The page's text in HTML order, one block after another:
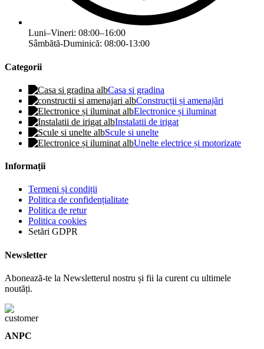
Luni–Vineri: 08:00–16:00
Sâmbătă-Duminică: 08:00-13:00
Categorii
Casa si gradina
Construcții și amenajări
Electronice și iluminat
Instalatii de irigat
Scule si unelte
Unelte electrice și motorizate
Informații
Termeni și condiții
Politica de confidențialitate
Politica de retur
Politica cookies
Setări GDPR
Newsletter
Abonează-te la Newsletterul nostru și fii la curent cu ultimele
noutăți.
ANPC